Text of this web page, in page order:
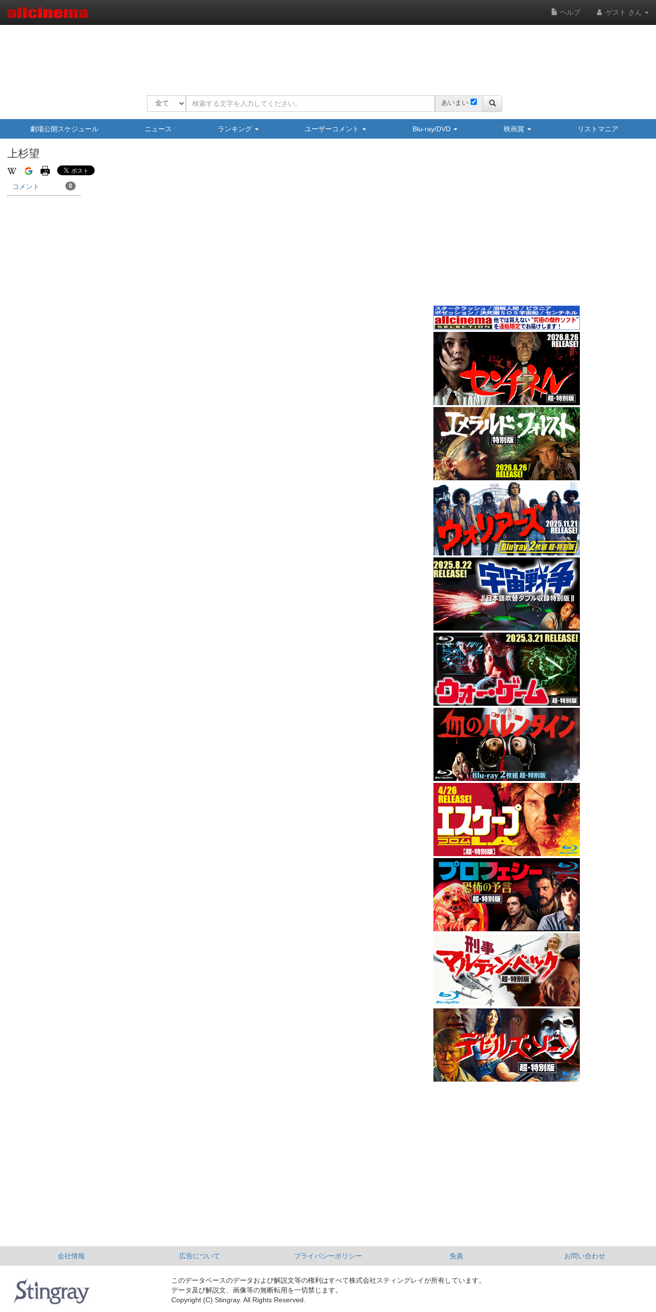
ヘルプ ゲスト さん
あいまい
劇場公開スケジュール ニュース ランキング ユーザーコメント Blu-ray/DVD 映画賞 リストマニア
上杉望
コメント 0
会社情報 広告について プライバシーポリシー 免責 お問い合わせ
このデータベースのデータおよび解説文等の権利はすべて株式会社スティングレイが所有しています。
データ及び解説文、画像等の無断転用を一切禁じます。
Copyright (C) Stingray. All Rights Reserved.